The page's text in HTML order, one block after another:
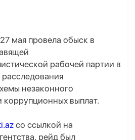
мая провела обыск в
рабочей партии в
незаконного
выплат.
со ссылкой на
рейд был